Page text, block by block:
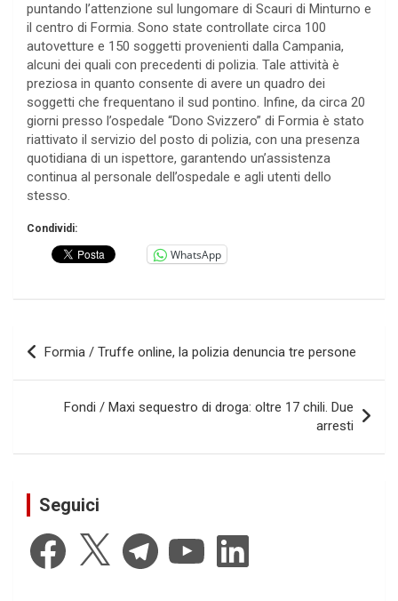
puntando l’attenzione sul lungomare di Scauri di Minturno e
il centro di Formia. Sono state controllate circa 100
autovetture e 150 soggetti provenienti dalla Campania,
alcuni dei quali con precedenti di polizia. Tale attività è
preziosa in quanto consente di avere un quadro dei
soggetti che frequentano il sud pontino. Infine, da circa 20
giorni presso l’ospedale “Dono Svizzero” di Formia è stato
riattivato il servizio del posto di polizia, con una presenza
quotidiana di un ispettore, garantendo un’assistenza
continua al personale dell’ospedale e agli utenti dello
stesso.
Condividi:
WhatsApp
Navigazione
articoli
Formia / Truffe online, la polizia denuncia tre persone
Fondi / Maxi sequestro di droga: oltre 17 chili. Due
arresti
Seguici
Facebook Telegram YouTube LinkedIn